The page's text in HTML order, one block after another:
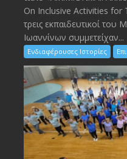
On Inclusive Activities for
τρεις εκπαιδευτικοί
Ιωαννίνων συμμετείχαν...
Ενδιαφέρουσες Ιστορίες